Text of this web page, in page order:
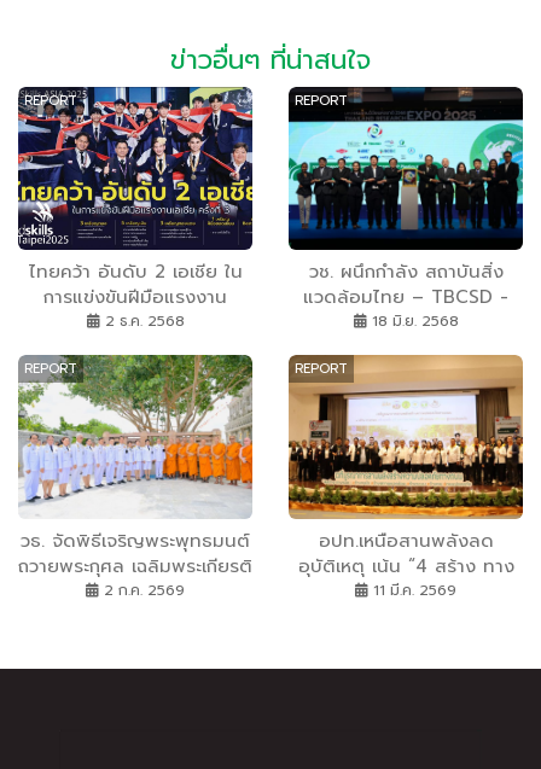
ข่าวอื่นๆ ที่น่าสนใจ
REPORT
ไทยคว้า อันดับ 2 เอเชีย ใน
การแข่งขันฝีมือแรงงาน
เอเชีย ครั้งที่ 3
2 ธ.ค. 2568
REPORT
วช. ผนึกกำลัง สถาบันสิ่ง
แวดล้อมไทย – TBCSD -
สมาคม PPP Plastics จัด
เศรษฐกิจหมุนเวียนของ
ประเทศไทยกับสนธิสัญญา
พลาสติกโลก (Global
Plastic Treaty)” ค้นหา
แนวทางการขับเคลื่อน
เศรษฐกิจหมุนเวียนของ
ประเทศ สู่การยุติมลพิษ
พลาสติกตามสนธิสัญญา
พลาสติกโลก
18 มิ.ย. 2568
REPORT
วธ. จัดพิธีเจริญพระพุทธมนต์
ถวายพระกุศล เฉลิมพระเกียรติ
สมเด็จพระเจ้าน้องนางเธอ เจ้า
ประสูติ 4 กรกฎาคม
2 ก.ค. 2569
REPORT
อปท.เหนือสานพลังลด
อุบัติเหตุ เน้น “4 สร้าง ทาง
รอด” เพื่อถนนปลอดภัย
11 มี.ค. 2569